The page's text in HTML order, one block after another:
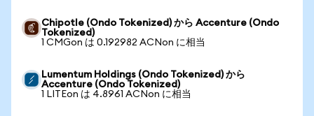
Chipotle (Ondo Tokenized) から Accenture (Ondo
Tokenized)
1 CMGon は 0.192982 ACNon に相当
Lumentum Holdings (Ondo Tokenized) から
Accenture (Ondo Tokenized)
1 LITEon は 4.8961 ACNon に相当